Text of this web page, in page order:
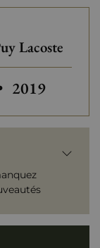
Lacoste
Puy Lacoste
de Grandde
Autres
2019